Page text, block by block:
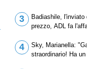
3
Badiashile,
prezzo, ADL fa
4
Sky, Marianella:
straordinario! Ha